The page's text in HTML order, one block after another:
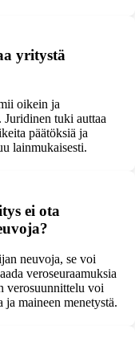
yritystä
oikein ja
Juridinen tuki auttaa
päätöksiä ja
lainmukaisesti.
ei ota
neuvoja, se voi
veroseuraamuksia
verosuunnittelu voi
maineen menetystä.